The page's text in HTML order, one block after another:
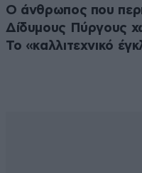
Ο άνθρωπος που
Δίδυμους Πύργους
Το «καλλιτεχνικό